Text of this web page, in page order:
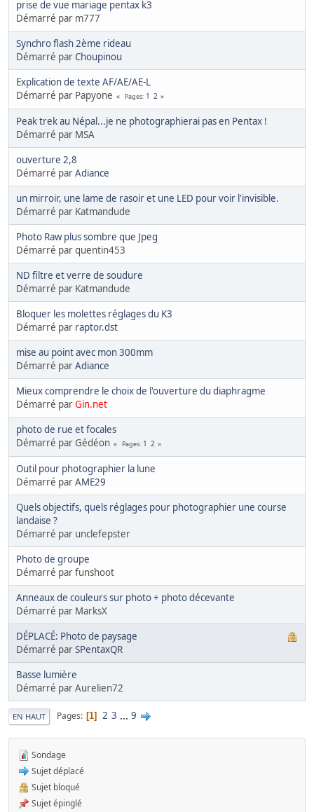
prise de vue mariage pentax k3
Démarré par m777
Synchro flash 2ème rideau
Démarré parChoupinou
Explication de texte AF/AE/AE-L
Démarré par Papyone
Pages 1 2
Peak trek au Népal...je ne photographierai pas en Pentax !
Démarré par MSA
ouverture 2,8
Démarré parAdiance
un mirroir, une lame de rasoir et une LED pour voir l'invisible.
Démarré par Katmandude
Photo Raw plus sombre que Jpeg
Démarré par quentin453
ND filtre et verre de soudure
Démarré par Katmandude
Bloquer les molettes réglages du K3
Démarré par raptor.dst
mise au point avec mon 300mm
Démarré parAdiance
Mieux comprendre le choix de l'ouverture du diaphragme
Démarré parGin.net
photo de rue et focales
Démarré par Gédéon
Pages 1 2
Outil pour photographier la lune
Démarré parAME29
Quels objectifs, quels réglages pour photographier une course
landaise ?
Démarré par unclefepster
Photo de groupe
Démarré par funshoot
Anneaux de couleurs sur photo + photo décevante
Démarré par MarksX
DÉPLACÉ: Photo de paysage
Démarré parSPentaxQR
Basse lumière
Démarré par Aurelien72
EN HAUT Pages 1 2 3 ... 9
Sondage
Sujet déplacé
Sujet bloqué
Sujet épinglé